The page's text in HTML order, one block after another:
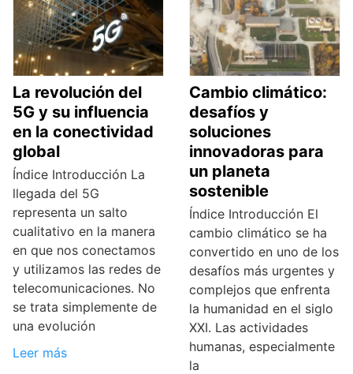
La revolución del
5G y su influencia
en la conectividad
global
Índice Introducción La
llegada del 5G
representa un salto
cualitativo en la manera
en que nos conectamos
y utilizamos las redes de
telecomunicaciones. No
se trata simplemente de
una evolución
Leer más
Cambio climático:
desafíos y
soluciones
innovadoras para
un planeta
sostenible
Índice Introducción El
cambio climático se ha
convertido en uno de los
desafíos más urgentes y
complejos que enfrenta
la humanidad en el siglo
XXI. Las actividades
humanas, especialmente
la